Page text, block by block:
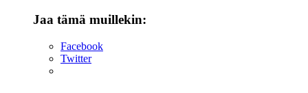
Jaa tämä muillekin:
Facebook
Twitter